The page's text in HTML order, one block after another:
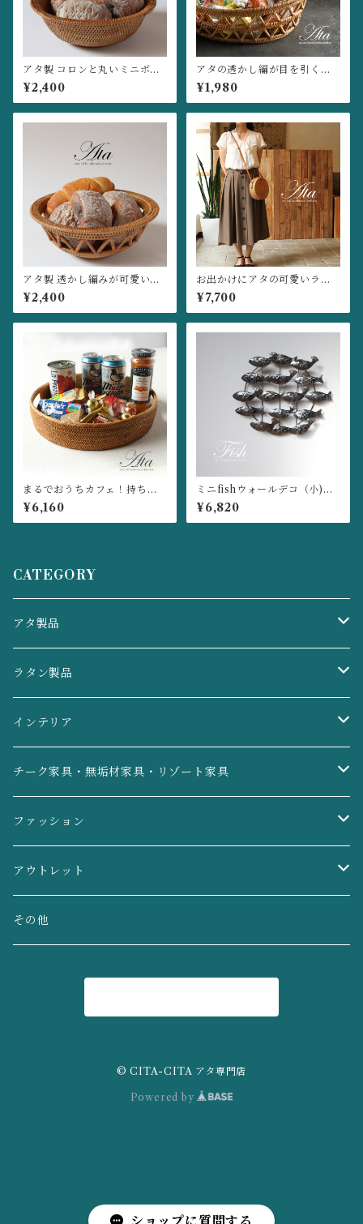
ショップに質問する
アタ製 コロンと丸いミニボウ
ル (みかんかご,小物入れ,お菓
子入れ,果物かご,野菜かご) ◇
Ａ３８
¥2,400
アタの透かし編が目を引くギ
ザギザかご♪ (手編みかご,小
物入れ, 果物かご,みかんかご )
◇Ａ１０
¥1,980
アタ製 透かし編みが可愛い♪
丸いカフェボウル(小物入れ,お
菓子入れ,果物かご,みかんか
ご)◇Ａ３９
¥2,400
お出かけにアタの可愛いラウ
ンドポシェット♪ (かごバッ
グ, ラウンドバッグ, ショルダ
ーバッグ)◇Ａ４３
¥7,700
まるでおうちカフェ！持ち手
付ソーサー♪ (テーブルコーデ
ィネート, お菓子入れ, 来客用,
店舗) ◇Ａ４７
¥6,160
ミニfishウォールデコ（小)
(アイアンオブジェ,魚,壁掛け,
アートパネル,おしゃれ）ＩR
０４
¥6,820
CATEGORY
アタ製品
アクセサリーケース・印鑑入れ・リングケース
デスク収納・リモコン入れ
ごみ箱・ティッシュケース
バス・トイレ用品
CDケース・化粧水入れ
玄関収納・鍵置き
ランチョンマット・コースター・鍋敷き
猫ベッド・犬ベッド
ラタン製品
ごみ箱・ティッシュケース
脱衣かご・洗濯かご
バスケット・収穫かご
小物入れ・お菓子かご
おもちゃ収納・おもちゃかご
照明・ライト
インテリア
ライト・照明
ガラスオブジェ
鏡・ミラー
アイアンオブジェ
チーク家具・無垢材家具・リゾート家具
鏡・ミラー
椅子・ベンチ・スツール
テーブル・ダイニングセット
チークボウル
ファッション
バッグ
小物
アウトレット
ラタン
その他
© CITA-CITA アタ専門店
Powered by